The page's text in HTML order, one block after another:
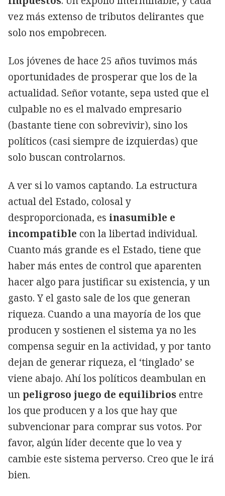
vez más extenso de tributos delirantes que
solo nos empobrecen.
Los jóvenes de hace 25 años tuvimos más
oportunidades de prosperar que los de la
actualidad. Señor votante, sepa usted que el
culpable no es el malvado empresario
(bastante tiene con sobrevivir), sino los
políticos (casi siempre de izquierdas) que
solo buscan controlarnos.
A ver si lo vamos captando. La estructura
actual del Estado, colosal y
desproporcionada, es inasumible e
incompatible con la libertad individual.
Cuanto más grande es el Estado, tiene que
haber más entes de control que aparenten
hacer algo para justificar su existencia, y un
gasto. Y el gasto sale de los que generan
riqueza. Cuando a una mayoría de los que
producen y sostienen el sistema ya no les
compensa seguir en la actividad, y por tanto
dejan de generar riqueza, el ‘tinglado’ se
viene abajo. Ahí los políticos deambulan en
un peligroso juego de equilibrios entre
los que producen y a los que hay que
subvencionar para comprar sus votos. Por
favor, algún líder decente que lo vea y
cambie este sistema perverso. Creo que le irá
bien.